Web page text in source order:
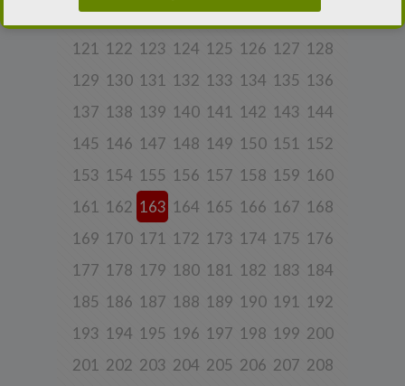
113 114 115 116 117 118 119 120
121 122 123 124 125 126 127 128
129 130 131 132 133 134 135 136
137 138 139 140 141 142 143 144
145 146 147 148 149 150 151 152
153 154 155 156 157 158 159 160
161 162 163 164 165 166 167 168
169 170 171 172 173 174 175 176
177 178 179 180 181 182 183 184
185 186 187 188 189 190 191 192
193 194 195 196 197 198 199 200
201 202 203 204 205 206 207 208
Niniejsza Polityka dotyczy przetwarzania danych osobowych,
odpowiedzialnością sp. k. z siedzibą w Warszawie, przy ul.
Dąbrowieckiej 6A lok. 6, 03-932 Warszawa, wpisana do rejestru
przez Sąd Rejonowy dla m. st. Warszawy w Warszawie, XIII
KRS 0000770248, REGON 382497533, NIP 1132992861
Spółka, jako administrator danych osobowych, decyduje o celach i
sposobach przetwarzania danych osobowych użytkowników.
W sprawach ochrony swoich danych osobowych możesz
skontaktować się z nami:
a) pod adresem e-mail:rodo@cleanerenergy.pl
Spółka przetwarza dane, które użytkownicy podają lub